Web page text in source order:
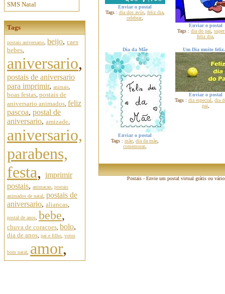
SMS Natal
Tags
postais aniversario beijo, caes
bebes,
aniversario,
postais de aniversario
para imprimir, animais
boas festas, postais de
aniversario animados, feliz
pascoa, postal de
aniversario, amizade,
aniversario,
parabens,
festa, imprimir
postais, animacao postais
animados de natal
postais de
aniversario, aliancas,
postal de anos bebe,
chuva de coracoes, bolo,
dia de anos, pai e filho votos
bom natal amor,
Enviar o postal
Tags : dia dos avós, feliz dia,
celebrar,
Enviar o postal
Tags : dia do pai
feliz dia,
Dia da Mãe
Enviar o postal
Tags : mãe dia da mãe
comemorar,
Um Dia muito
Enviar o postal
Tags : dia especial
dia
pai
Postais - Envie um postal virtual grátis ou